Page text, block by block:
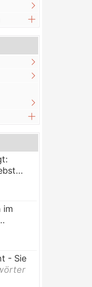
im
- Sie